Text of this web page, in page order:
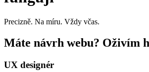
Precizně. Na míru. Vždy včas.
Máte návrh webu? Oživím
UX designér